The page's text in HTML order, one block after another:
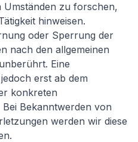
zu forschen,
hinweisen.
oder Sperrung der
nach den allgemeinen
Eine
erst ab dem
konkreten
Bekanntwerden von
werden wir diese